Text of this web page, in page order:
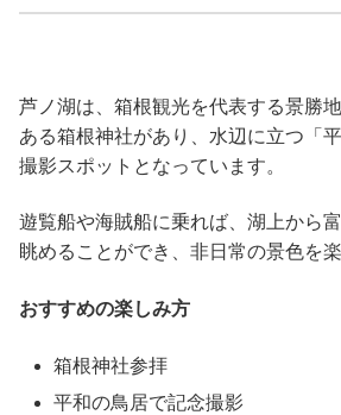
芦ノ湖は、箱根観光を代表する景勝
ある箱根神社があり、水辺に立つ「
撮影スポットとなっています。
遊覧船や海賊船に乗れば、湖上から
眺めることができ、非日常の景色を楽
おすすめの楽しみ方
箱根神社参拝
平和の鳥居で記念撮影